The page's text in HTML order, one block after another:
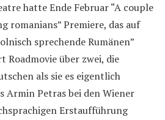
hatte Ende Februar “A couple
romanians” Premiere, das auf
sprechende Rumänen”
über zwei, die
als sie es eigentlich
Armin Petras bei den Wiener
Erstaufführung